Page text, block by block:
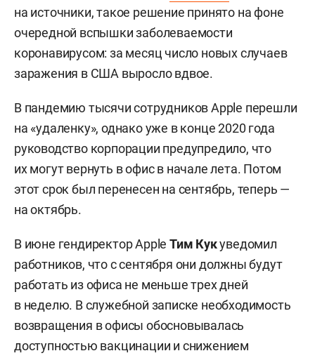
на источники, такое решение принято на фоне
очередной вспышки заболеваемости
коронавирусом: за месяц число новых случаев
заражения в США выросло вдвое.
В пандемию тысячи сотрудников Apple перешли
на «удаленку», однако уже в конце 2020 года
руководство корпорации предупредило, что
их могут вернуть в офис в начале лета. Потом
этот срок был перенесен на сентябрь, теперь —
на октябрь.
В июне гендиректор Apple Тим Кукуведомил
работников, что с сентября они должны будут
работать из офиса не меньше трех дней
в неделю. В служебной записке необходимость
возвращения в офисы обосновывалась
доступностью вакцинации и снижением